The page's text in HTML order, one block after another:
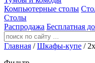
Компьютерные столы
Столы
Распродажа Бесплатная
Главная /Шкафы-купе /